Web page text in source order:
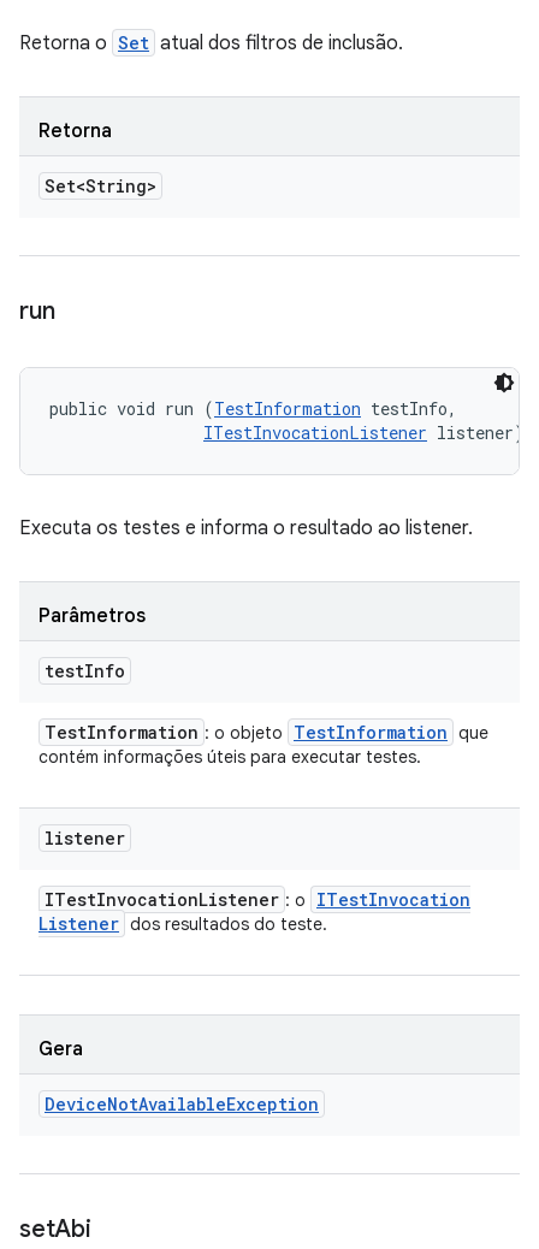
Retorna o Set atual dos filtros de inclusão.
Retorna
Set<String>
run
public void run (TestInformation testInfo,
ITestInvocationListener listener)
Executa os testes e informa o resultado ao listener.
Parâmetros
testInfo
TestInformation : o objeto TestInformation que
contém informações úteis para executar testes.
listener
ITestInvocationListener : o ITestInvocation
Listener dos resultados do teste.
Gera
DeviceNotAvailableException
setAbi